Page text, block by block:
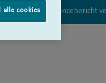
Privé condoléancebericht
alle cookies